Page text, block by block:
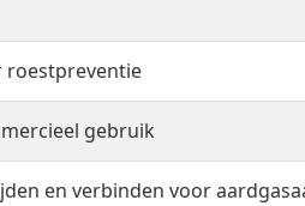
roestpreventie
gebruik
en verbinden voor